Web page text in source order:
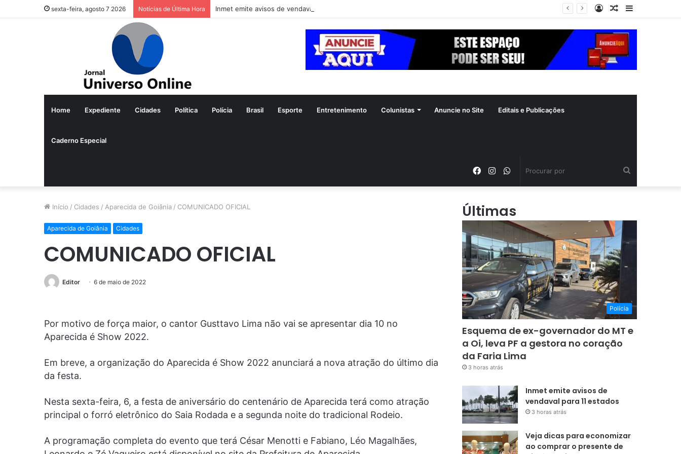
sexta-feira, agosto 7 2026 Notícias de Última Hora Inmet emite avisos de vendaval para 11 estados
Barra
Artigo
Entrar
Home Expediente Cidades Política Polícia Brasil Esporte Entretenimento Colunistas Anuncie no Site Editais e Publicações
Caderno Especial
WhatsApp
Instagram
Facebook
Início / Cidades / Aparecida de Goiânia / COMUNICADO OFICIAL
Aparecida de Goiânia Cidades
COMUNICADO OFICIAL
Editor 6 de maio de 2022
Por motivo de força maior, o cantor Gusttavo Lima não vai se apresentar dia 10 no
Aparecida é Show 2022.
Em breve, a organização do Aparecida é Show 2022 anunciará a nova atração do último dia
da festa.
Nesta sexta-feira, 6, a festa de aniversário do centenário de Aparecida terá como atração
principal o forró eletrônico do Saia Rodada e a segunda noite do tradicional Rodeio.
A programação completa do evento que terá César Menotti e Fabiano, Léo Magalhães,
Últimas
Polícia
Esquema de ex-governador do MT e
a Oi, leva PF a gestora no coração
da Faria Lima
3 horas atrás
Inmet emite avisos de
vendaval para 11 estados
3 horas atrás
Veja dicas para economizar
ao comprar o presente de